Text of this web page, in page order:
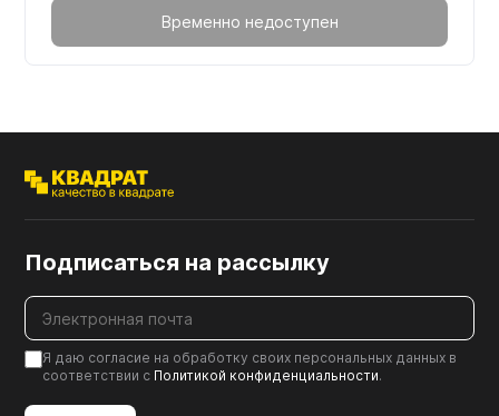
Временно недоступен
Подписаться на рассылку
Я даю согласие на обработку своих персональных данных в
соответствии с Политикой конфиденциальности.